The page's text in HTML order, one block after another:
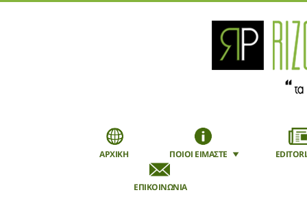
ΑΡΧΙΚΗ ΠΟΙΟΙ ΕΙΜΑΣΤΕ
ΕΠΙΚΟΙΝΩΝΙΑ
Εγγραφή